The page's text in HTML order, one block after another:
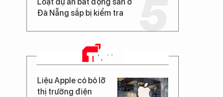
Đà Nẵng sắp bị kiểm tra
TIN MỚI
Liệu Apple có bỏ lỡ
thị trường điện